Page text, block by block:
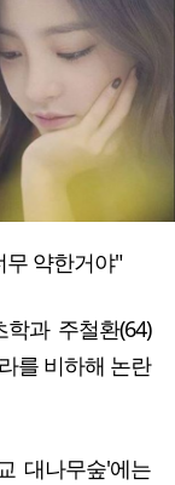
무 약한거야"
과 주철환(64)
를 비하해 논란
대나무숲'에는